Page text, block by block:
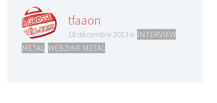
tfaaon
18 décembre 2013 in INTERVIEW
METAL WEBZINE METAL